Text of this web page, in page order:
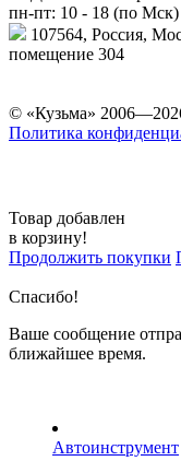
пн-пт: 10 - 18 (по Мск)
107564, Россия,
помещение 304
© «Кузьма»
Политика
Товар добавлен
в корзину!
Продолжить покупки
Спасибо!
Ваше сообщение
ближайшее время.
Автоинструмент